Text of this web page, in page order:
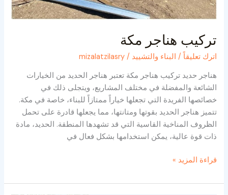
تركيب هناجر مكة
اترك تعليقاً / البناء والتشييد /
mizalatzilasry
هناجر حديد تركيب هناجر مكة تعتبر هناجر الحديد من الخيارات
الشائعة والمفضلة في مختلف المشاريع، ويتجلى ذلك في
خصائصها الفريدة التي تجعلها خياراً ممتازاً للبناء، خاصة في مكة.
تتميز هناجر الحديد بقوتها ومتانتها، مما يجعلها قادرة على تحمل
الظروف المناخية القاسية التي قد تشهدها المنطقة. الحديد، مادة
ذات قوة عالية، يمكن استخدامها بشكل فعال في
قراءة المزيد »